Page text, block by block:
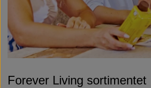
Forever Living sortimentet